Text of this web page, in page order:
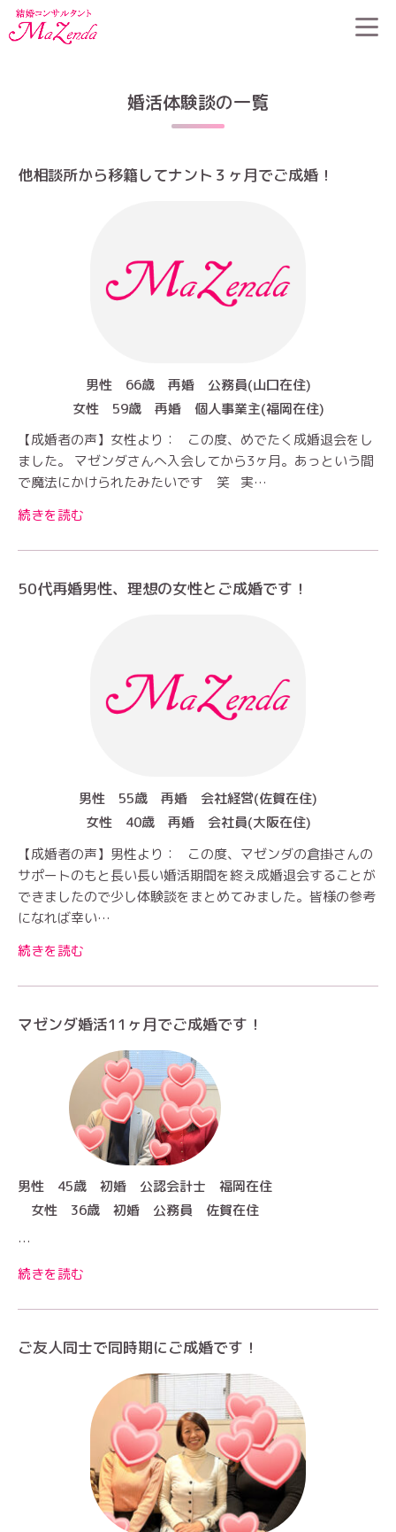
婚活体験談の一覧
他相談所から移籍してナント３ヶ月でご成婚！
男性 66歳 再婚 公務員(山口在住)
女性 59歳 再婚 個人事業主(福岡在住)
【成婚者の声】女性より： この度、めでたく成婚退会をし
ました。 マゼンダさんへ入会してから3ヶ月。あっという間
で魔法にかけられたみたいです 笑 実…
続きを読む
50代再婚男性、理想の女性とご成婚です！
男性 55歳 再婚 会社経営(佐賀在住)
女性 40歳 再婚 会社員(大阪在住)
【成婚者の声】男性より： この度、マゼンダの倉掛さんの
サポートのもと長い長い婚活期間を終え成婚退会することが
できましたので少し体験談をまとめてみました。皆様の参考
になれば幸い…
続きを読む
マゼンダ婚活11ヶ月でご成婚です！
男性 45歳 初婚 公認会計士 福岡在住
女性 36歳 初婚 公務員 佐賀在住
…
続きを読む
ご友人同士で同時期にご成婚です！